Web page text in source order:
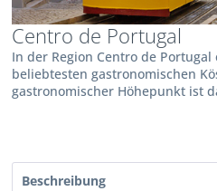
Centro de Portugal
In der Region Centro de
beliebtesten gastronomischen
gastronomischer Höhepunkt ist
Beschreibung